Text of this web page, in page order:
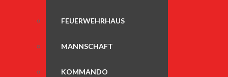
FEUERWEHRHAUS
MANNSCHAFT
KOMMANDO